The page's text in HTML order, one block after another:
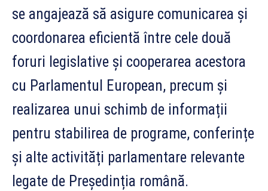
se angajează să asigure comunicarea și
coordonarea eficientă între cele două
foruri legislative și cooperarea acestora
cu Parlamentul European, precum și
realizarea unui schimb de informații
pentru stabilirea de programe, conferințe
și alte activități parlamentare relevante
legate de Președinția română.